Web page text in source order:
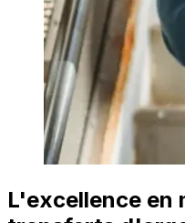
L'excellence en